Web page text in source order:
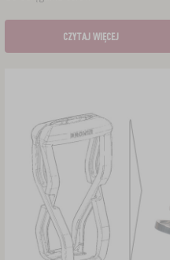
CZYTAJ WIĘCEJ